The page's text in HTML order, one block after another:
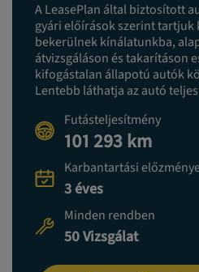
A LeasePlan által biztosított
gyári előírások szerint tartjuk
bekerülnek kínálatunkba,
átvizsgáláson és takarításon
kifogástalan állapotú autók
Lentebb láthatja az autó
Futásteljesítmény
101 293 km
Karbantartási
3 éves
Minden rendben
50 Vizsgálat